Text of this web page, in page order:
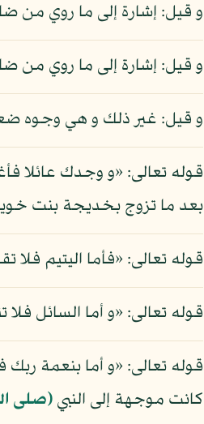
و قيل: إشارة إلى ما روي من
و قيل: إشارة إلى ما روي من
و قيل: غير ذلك و هي وجوه
قوله تعالى: «و وجدك عائلا
بعد ما تزوج بخديجة بنت
قوله تعالى: «فأما اليتيم فلا
قوله تعالى: «و أما السائل فلا
قوله تعالى: «و أما بنعمة
كانت موجهة إلى النبي(صلى